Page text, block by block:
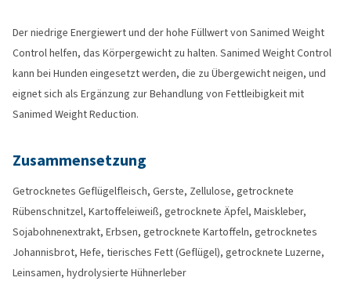
Der niedrige Energiewert und der hohe Füllwert von Sanimed Weight
Control helfen, das Körpergewicht zu halten. Sanimed Weight Control
kann bei Hunden eingesetzt werden, die zu Übergewicht neigen, und
eignet sich als Ergänzung zur Behandlung von Fettleibigkeit mit
Sanimed Weight Reduction.
Zusammensetzung
Getrocknetes Geflügelfleisch, Gerste, Zellulose, getrocknete
Rübenschnitzel, Kartoffeleiweiß, getrocknete Äpfel, Maiskleber,
Sojabohnenextrakt, Erbsen, getrocknete Kartoffeln, getrocknetes
Johannisbrot, Hefe, tierisches Fett (Geflügel), getrocknete Luzerne,
Leinsamen, hydrolysierte Hühnerleber